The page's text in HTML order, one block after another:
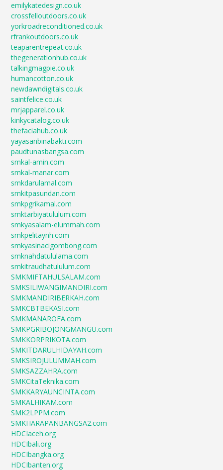
emilykatedesign.co.uk
crossfelloutdoors.co.uk
yorkroadreconditioned.co.uk
rfrankoutdoors.co.uk
teaparentrepeat.co.uk
thegenerationhub.co.uk
talkingmagpie.co.uk
humancotton.co.uk
newdawndigitals.co.uk
saintfelice.co.uk
mrjapparel.co.uk
kinkycatalog.co.uk
thefaciahub.co.uk
yayasanbinabakti.com
paudtunasbangsa.com
smkal-amin.com
smkal-manar.com
smkdarulamal.com
smkitpasundan.com
smkpgrikamal.com
smktarbiyatululum.com
smkyasalam-elummah.com
smkpelitaynh.com
smkyasinacigombong.com
smknahdatululama.com
smkitraudhatululum.com
SMKMIFTAHULSALAM.com
SMKSILIWANGIMANDIRI.com
SMKMANDIRIBERKAH.com
SMKCBTBEKASI.com
SMKMANAROFA.com
SMKPGRIBOJONGMANGU.com
SMKKORPRIKOTA.com
SMKITDARULHIDAYAH.com
SMKSIROJULUMMAH.com
SMKSAZZAHRA.com
SMKCitaTeknika.com
SMKKARYAUNCINTA.com
SMKALHIKAM.com
SMK2LPPM.com
SMKHARAPANBANGSA2.com
HDCIaceh.org
HDCIbali.org
HDCIbangka.org
HDCIbanten.org